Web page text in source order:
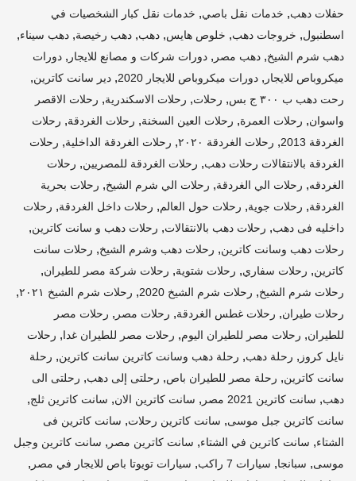
حفلات دهب, خدمات نقل باصي, خدمات نقل كبار الشخصيات في
اسطنبول, خروجات دهب, خلوص هايس, دهب, دهب رخيصة, دهب سيناء,
دهب شرم الشيخ, دهب مصر , دورات شركات و مصانع للايجار , دورات
ميكروباص للايجار , دورات ميكروباص للايجار 2020 , دير سانت كاترين,
رحت دهب ب ٣٠٠ ج بس , رحلات, رحلات الاسكندرية, رحلات الاقصر
واسوان, رحلات العمرة, رحلات العين السخنة, رحلات الغردقة, رحلات
الغردقة 2013
, رحلات الغردقة ٢٠٢٠ , رحلات الغردقة الداخلية, رحلات
الغردقة بالانتقالات رحلات دهب, رحلات الغردقة للمصريين, رحلات
الغردقه, رحلات الي الغردقة, رحلات الي شرم الشيخ, رحلات بحرية
الغردقة, رحلات جوية, رحلات حول العالم, رحلات داخل الغردقة, رحلات
داخليه فى دهب, رحلات دهب بالانتقالات, رحلات دهب و سانت كاترين,
رحلات دهب وسانت كاترين, رحلات دهب وشرم الشيخ, رحلات سانت
كاترين, رحلات سفاري, رحلات شتوية, رحلات شركة مصر للطيران,
رحلات شرم الشيخ, رحلات شرم الشيخ 2020 , رحلات شرم الشيخ ٢٠٢١ ,
رحلات طيران, رحلات غطس الغردقة, رحلات مصر , رحلات مصر
للطيران, رحلات مصر للطيران اليوم, رحلات مصر للطيران غدا, رحلات
نايل كروز , رحلة دهب, رحلة دهب وسانت كاترين سانت كاترين, رحلة
سانت كاترين, رحلة مصر للطيران باص, رحلتى إلى دهب, رحلتى الى
دهب, سانت كاترين 2021 مصر , سانت كاترين الان, سانت كاترين ثلج,
سانت كاترين جبل موسى, سانت كاترين رحلات, سانت كاترين فى
الشتاء, سانت كاترين في الشتاء, سانت كاترين مصر , سانت كاترين وجبل
موسى, سبانجا, سيارات 7 راكب , سيارات تويوتا باص للايجار في مصر ,